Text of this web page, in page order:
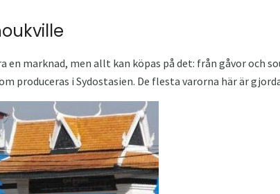
en marknad, men allt kan köpas på det: från gåvor och
produceras i Sydostasien. De flesta varorna här är